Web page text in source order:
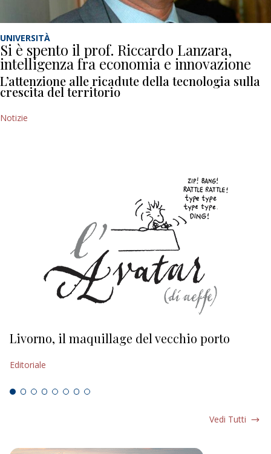
UNIVERSITÀ
Si è spento il prof. Riccardo Lanzara,
intelligenza fra economia e innovazione
L’attenzione alle ricadute della tecnologia sulla
crescita del territorio
Notizie
Livorno, il maquillage del vecchio porto
Editoriale
Vedi Tutti